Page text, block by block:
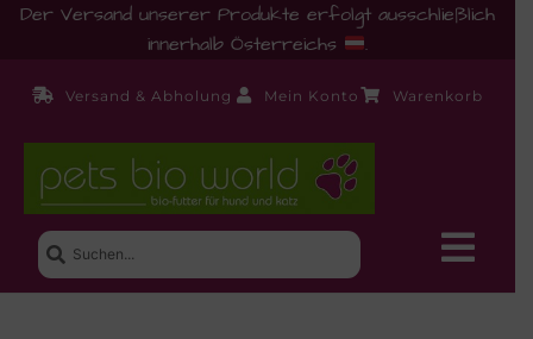
Der Versand unserer Produkte erfolgt ausschließlich
innerhalb Österreichs
.
Versand & Abholung Mein Konto Warenkorb
Neue Produkte